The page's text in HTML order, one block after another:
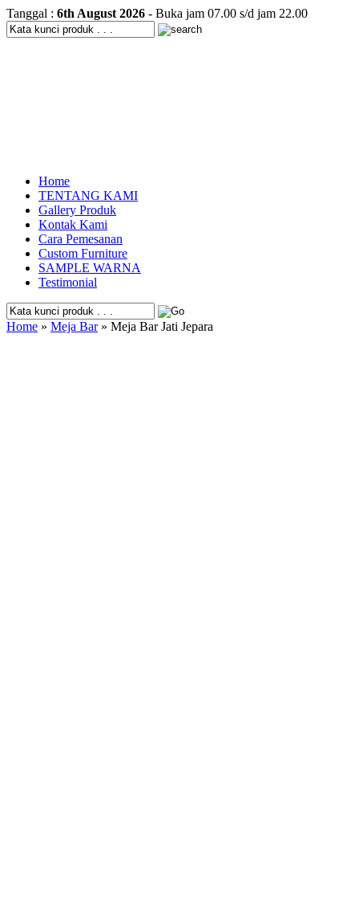
Tanggal : 6th August 2026 - Buka jam 07.00 s/d jam 22.00
Home
TENTANG KAMI
Gallery Produk
Kontak Kami
Cara Pemesanan
Custom Furniture
SAMPLE WARNA
Testimonial
Home » Meja Bar» Meja Bar Jati Jepara